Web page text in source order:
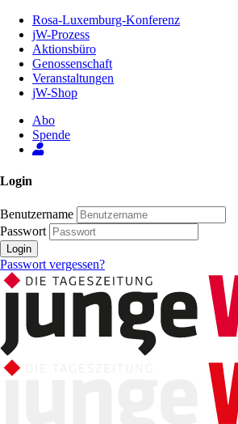
Inhalt
Seite
Rosa-Luxemburg-Konferenz
jW-Prozess
Aktionsbüro
Genossenschaft
Veranstaltungen
jW-Shop
Abo
Spende
Login
Benutzername
Passwort
Login
Passwort vergessen?